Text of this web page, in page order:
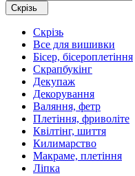
Скрізь
Скрізь
Все для вишивки
Бісер, бісероплетіння
Скрапбукінг
Декупаж
Декорування
Валяння, фетр
Плетіння, фриволіте
Квілтінг, шиття
Килимарство
Макраме, плетіння
Ліпка